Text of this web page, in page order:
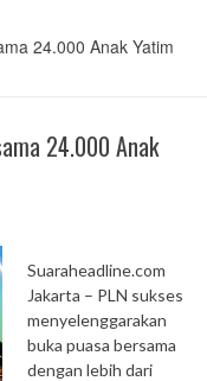
24.000 Anak Yatim
24.000 Anak
Suaraheadline.com
Jakarta – PLN sukses
menyelenggarakan
buka puasa bersama
dengan lebih dari